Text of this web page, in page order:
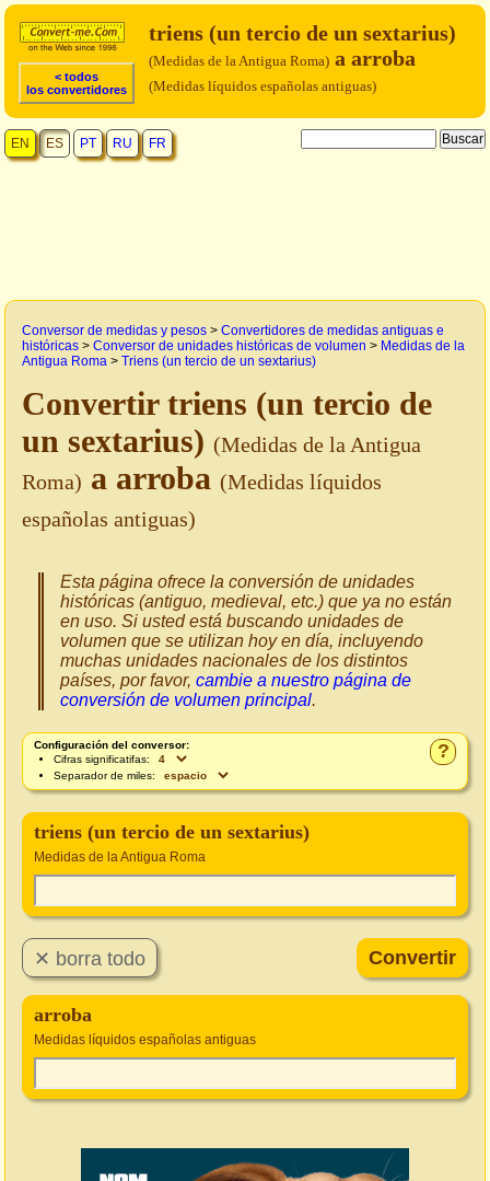
< todos
los convertidores
triens (un tercio de un sextarius)
(Medidas de la Antigua Roma) a arroba
(Medidas líquidos españolas antiguas)
EN ES PT RU FR
Conversor de medidas y pesos > Convertidores de medidas antiguas e
históricas > Conversor de unidades históricas de volumen > Medidas de la
Antigua Roma > Triens (un tercio de un sextarius)
Convertir triens (un tercio de
un sextarius) (Medidas de la Antigua
Roma) a arroba (Medidas líquidos
españolas antiguas)
Esta página ofrece la conversión de unidades
históricas (antiguo, medieval, etc.) que ya no están
en uso. Si usted está buscando unidades de
volumen que se utilizan hoy en día, incluyendo
muchas unidades nacionales de los distintos
países, por favor, cambie a nuestro página de
conversión de volumen principal.
?
Configuración del conversor:
Cifras significatifas:
Separador de miles:
triens (un tercio de un sextarius)
Medidas de la Antigua Roma
arroba
Medidas líquidos españolas antiguas